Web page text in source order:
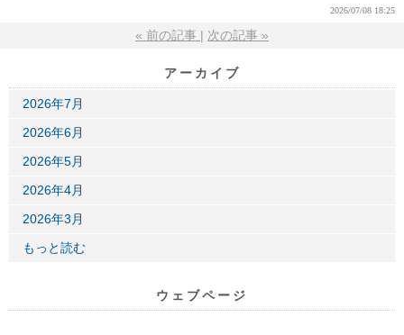
2026/07/08 18:25
« 前の記事 次の記事 »
アーカイブ
2026年7月
2026年6月
2026年5月
2026年4月
2026年3月
もっと読む
ウェブページ